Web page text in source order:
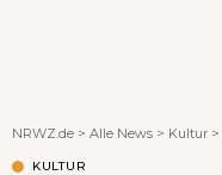
NRWZ.de > Alle News > Kultur >
KULTUR